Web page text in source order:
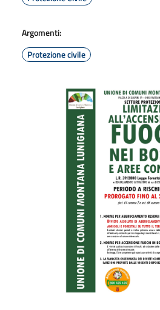
Argomenti:
Protezione civile